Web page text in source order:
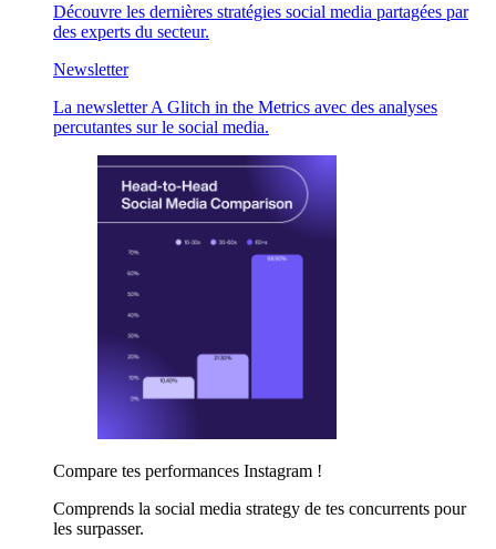
Découvre les dernières stratégies social media partagées par
des experts du secteur.
Newsletter
La newsletter A Glitch in the Metrics avec des analyses
percutantes sur le social media.
Compare tes performances Instagram !
Comprends la social media strategy de tes concurrents pour
les surpasser.